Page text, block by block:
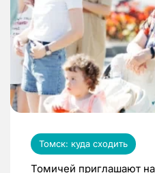
Томск: куда сходить
Томичей приглашают